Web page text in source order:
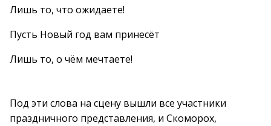
Лишь то, что ожидаете!
Пусть Новый год вам принесёт
Лишь то, о чём мечтаете!
Под эти слова на сцену вышли все участники
праздничного представления, и Скоморох,